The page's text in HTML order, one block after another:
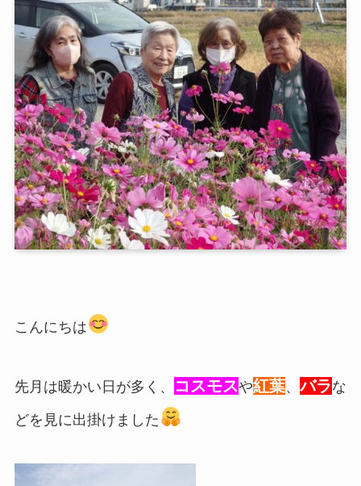
こんにちは
先月は暖かい日が多く、 コスモスや紅葉、 バラな
どを見に出掛けました